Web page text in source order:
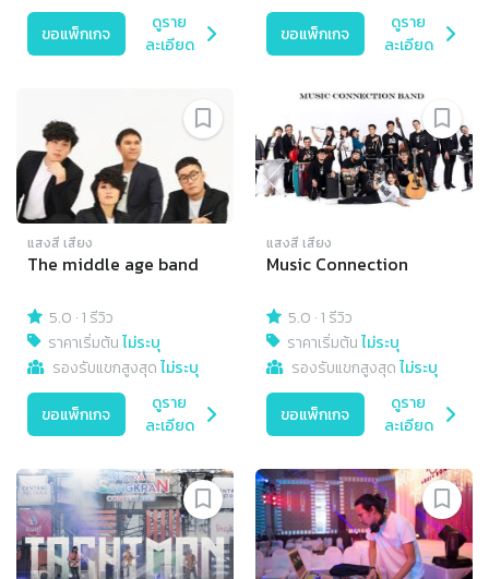
ขอแพ็กเกจ
ดูราย
ละเอียด
ขอแพ็กเกจ
ดูราย
ละเอียด
แสงสี เสียง
The middle age band
5.0 ·1 รีวิว
ราคาเริ่มต้นไม่ระบุ
รองรับแขกสูงสุดไม่ระบุ
ขอแพ็กเกจ
ดูราย
ละเอียด
แสงสี เสียง
Music Connection
5.0 ·1 รีวิว
ราคาเริ่มต้นไม่ระบุ
รองรับแขกสูงสุดไม่ระบุ
ขอแพ็กเกจ
ดูราย
ละเอียด